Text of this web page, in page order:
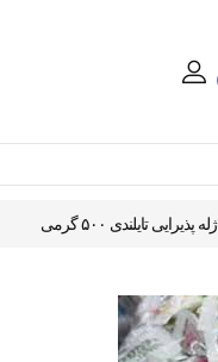
ژله پذیرایی تایلندی ۵۰۰ گرمی